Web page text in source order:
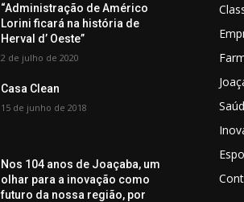
“Administração de Américo
Lorini ficará na história de
Herval d’ Oeste”
2 de julho de 2020
Casa Clean
15 de junho de 2018
Nos 104 anos de Joaçaba, um
olhar para a inovação como
futuro da nossa região, por